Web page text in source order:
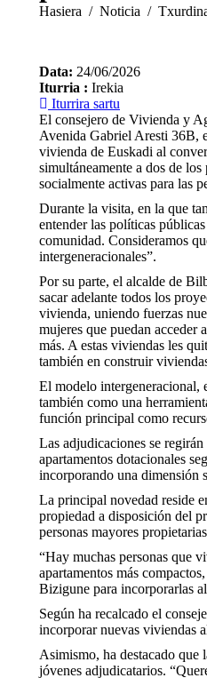
You are here:
Hasiera Noticia
Data: 24/06/2026
Iturria : Irekia
Iturrira sartu
El consejero de Vivienda y
Avenida Gabriel Aresti 36B,
vivienda de Euskadi al
simultáneamente a dos de
socialmente activas para las
Durante la visita, en la que
entender las políticas
comunidad. Consideramos
intergeneracionales”.
Por su parte, el alcalde de
sacar adelante todos los
vivienda, uniendo fuerzas
mujeres que puedan acceder
más. A estas viviendas les
también en construir
El modelo intergeneracional,
también como una
función principal como
Las adjudicaciones se
apartamentos dotacionales
incorporando una dimensión
La principal novedad reside
propiedad a disposición del
personas mayores
“Hay muchas personas que
apartamentos más
Bizigune para incorporarlas
Según ha recalcado el
incorporar nuevas viviendas
Asimismo, ha destacado que
jóvenes adjudicatarios.